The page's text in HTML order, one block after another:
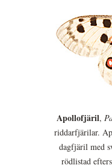
Apollofjäril,
riddarfjärilar.
dagfjäril med
rödlistad